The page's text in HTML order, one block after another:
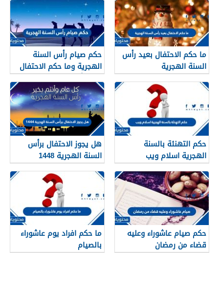
ما حكم الاحتفال بعيد رأس
السنة الهجرية
حكم صيام رأس السنة
الهجرية وما حكم الاحتفال
بعيد رأس السنه الهجريه
حكم التهنئة بالسنة
الهجرية اسلام ويب
هل يجوز الاحتفال برأس
السنة الهجرية 1448
حكم صيام عاشوراء وعليه
قضاء من رمضان
ما حكم افراد يوم عاشوراء
بالصيام